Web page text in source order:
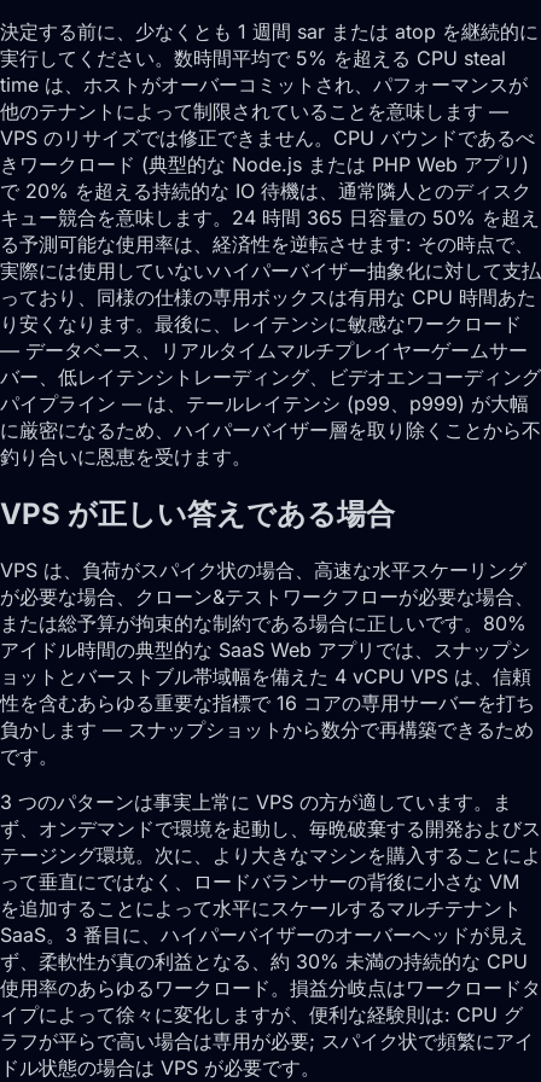
決定する前に、少なくとも 1 週間 sar または atop を継続的に
実行してください。数時間平均で 5% を超える CPU steal
time は、ホストがオーバーコミットされ、パフォーマンスが
他のテナントによって制限されていることを意味します —
VPS のリサイズでは修正できません。CPU バウンドであるべ
きワークロード (典型的な Node.js または PHP Web アプリ)
で 20% を超える持続的な IO 待機は、通常隣人とのディスク
キュー競合を意味します。24 時間 365 日容量の 50% を超え
る予測可能な使用率は、経済性を逆転させます: その時点で、
実際には使用していないハイパーバイザー抽象化に対して支払
っており、同様の仕様の専用ボックスは有用な CPU 時間あた
り安くなります。最後に、レイテンシに敏感なワークロード
— データベース、リアルタイムマルチプレイヤーゲームサー
バー、低レイテンシトレーディング、ビデオエンコーディング
パイプライン — は、テールレイテンシ (p99、p999) が大幅
に厳密になるため、ハイパーバイザー層を取り除くことから不
釣り合いに恩恵を受けます。
VPS が正しい答えである場合
VPS は、負荷がスパイク状の場合、高速な水平スケーリング
が必要な場合、クローン&テストワークフローが必要な場合、
または総予算が拘束的な制約である場合に正しいです。80%
アイドル時間の典型的な SaaS Web アプリでは、スナップシ
ョットとバーストブル帯域幅を備えた 4 vCPU VPS は、信頼
性を含むあらゆる重要な指標で 16 コアの専用サーバーを打ち
負かします — スナップショットから数分で再構築できるため
です。
3 つのパターンは事実上常に VPS の方が適しています。ま
ず、オンデマンドで環境を起動し、毎晩破棄する開発およびス
テージング環境。次に、より大きなマシンを購入することによ
って垂直にではなく、ロードバランサーの背後に小さな VM
を追加することによって水平にスケールするマルチテナント
SaaS。3 番目に、ハイパーバイザーのオーバーヘッドが見え
ず、柔軟性が真の利益となる、約 30% 未満の持続的な CPU
使用率のあらゆるワークロード。損益分岐点はワークロードタ
イプによって徐々に変化しますが、便利な経験則は: CPU グ
ラフが平らで高い場合は専用が必要; スパイク状で頻繁にアイ
ドル状態の場合は VPS が必要です。